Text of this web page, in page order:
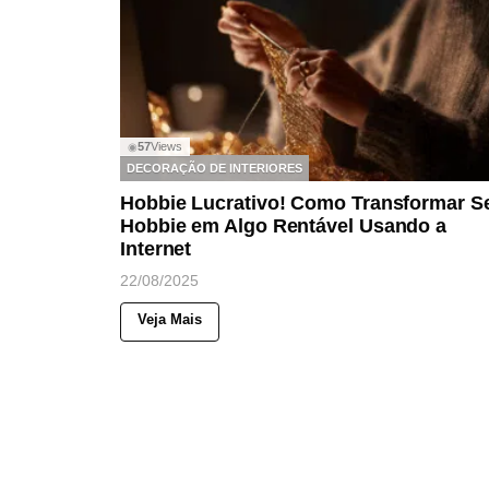
◉57Views
DECORAÇÃO DE INTERIORES
Hobbie Lucrativo! Como Transformar
Hobbie em Algo Rentável Usando a
Internet
22/08/2025
Veja Mais